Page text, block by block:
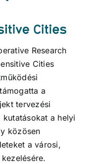
Research
Cities
a
tervezési
a helyi
közösen
a városi,